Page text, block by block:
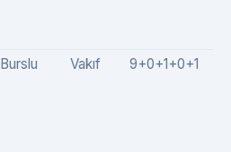
Burslu Vakıf 9+0+1+0+1